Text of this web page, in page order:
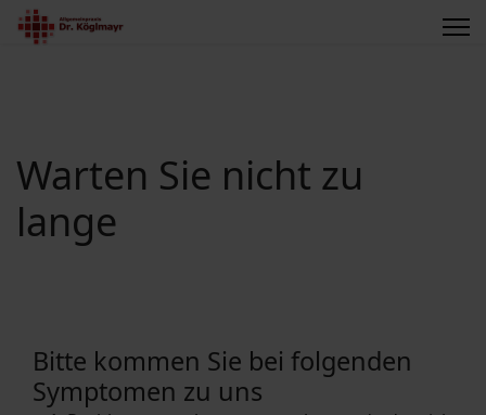
Warten Sie nicht zu
lange
Bitte kommen Sie bei folgenden
Symptomen zu uns